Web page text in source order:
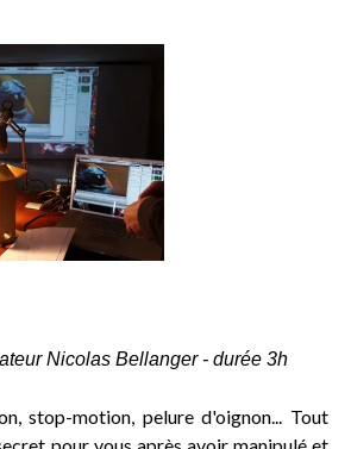
Nicolas Bellanger - durée 3h
stop-motion, pelure d'oignon... Tout